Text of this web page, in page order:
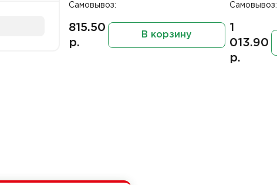
Самовывоз:
815.50
р.
В корзину
Самовывоз:
1
013.90
р.